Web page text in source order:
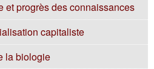
et progrès des connaissances
capitaliste
la biologie